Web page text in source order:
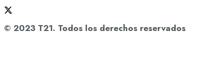
© 2023 T21. Todos los derechos reservados